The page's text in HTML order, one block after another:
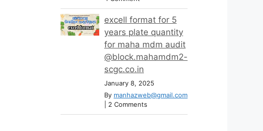
excell format for 5
years plate quantity
for maha mdm audit
@block.mahamdm2-
scgc.co.in
January 8, 2025
By manhazweb@gmail.com
2 Comments